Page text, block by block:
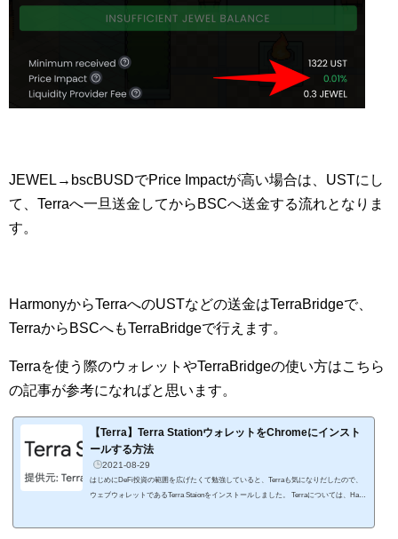
JEWEL→bscBUSDでPrice Impactが高い場合は、USTにし
て、Terraへ一旦送金してからBSCへ送金する流れとなりま
す。
HarmonyからTerraへのUSTなどの送金はTerraBridgeで、
TerraからBSCへもTerraBridgeで行えます。
Terraを使う際のウォレットやTerraBridgeの使い方はこちら
の記事が参考になればと思います。
【Terra】Terra StationウォレットをChromeにインスト
ールする方法
2021-08-29
はじめにDeFi投資の範囲を広げたくて勉強していると、Terraも気になりだしたので、
ウェブウォレットであるTerra Staionをインストールしました。 Terraについては、Hash